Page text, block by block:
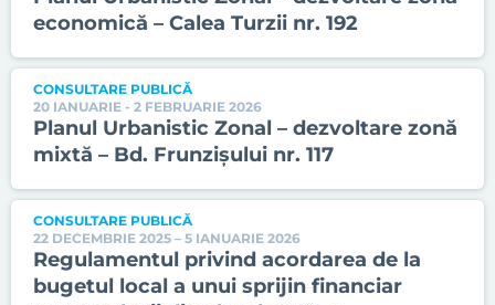
economică – Calea Turzii nr. 192
CONSULTARE PUBLICĂ
20 IANUARIE - 2 FEBRUARIE 2026
Planul Urbanistic Zonal – dezvoltare zonă
mixtă – Bd. Frunzișului nr. 117
CONSULTARE PUBLICĂ
22 DECEMBRIE 2025 – 5 IANUARIE 2026
Regulamentul privind acordarea de la
bugetul local a unui sprijin financiar